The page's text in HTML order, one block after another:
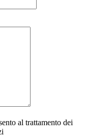
al trattamento dei